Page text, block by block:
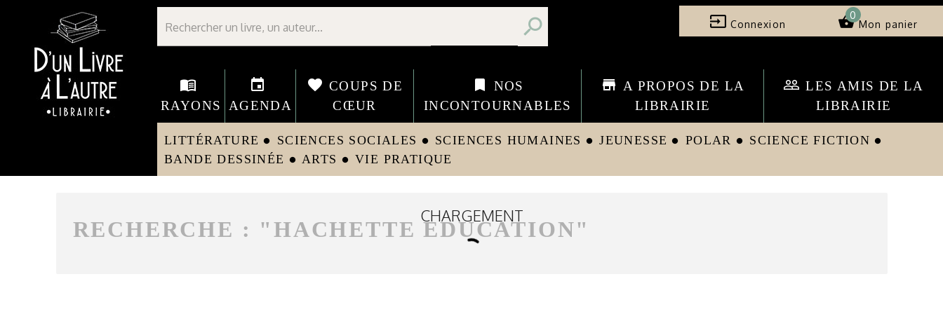
Librairie D'un livre à l'autre - Avranches
search input Connexion shopping_basket
0
Mon panier
menu_book
RAYONS
event
AGENDA
favorite COUPS DE
CŒUR
bookmark
NOS
INCONTOURNABLES
store A PROPOS DE LA
LIBRAIRIE
people_outline LES AMIS DE LA
LIBRAIRIE
LITTÉRATURE circle SCIENCES SOCIALES circle SCIENCES HUMAINES circle JEUNESSE circle POLAR circle SCIENCE FICTION circle
BANDE DESSINÉE circle ARTS circle VIE PRATIQUE
RECHERCHE : "HACHETTE EDUCATION"
CHARGEMENT